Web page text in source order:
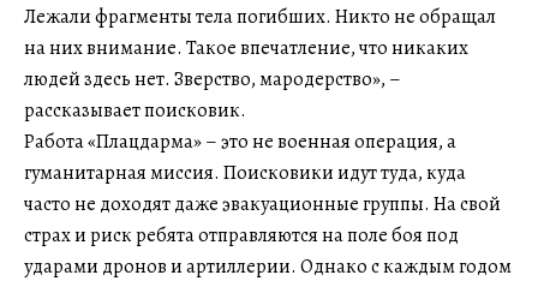
Лежали фрагменты тела погибших. Никто не обращал
на них внимание. Такое впечатление, что никаких
людей здесь нет. Зверство, мародерство», –
рассказывает поисковик.
Работа «Плацдарма» – это не военная операция, а
гуманитарная миссия. Поисковики идут туда, куда
часто не доходят даже эвакуационные группы. На свой
страх и риск ребята отправляются на поле боя под
ударами дронов и артиллерии. Однако с каждым годом